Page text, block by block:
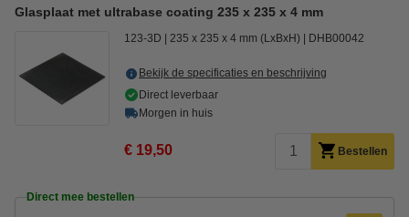
Glasplaat met ultrabase coating 235 x 235 x 4 mm
123-3D 235 x 235 x 4 mm (LxBxH) DHB00042
Bekijk de specificaties en beschrijving
Direct leverbaar
Morgen in huis
€ 19,50 Bestellen
Direct mee bestellen